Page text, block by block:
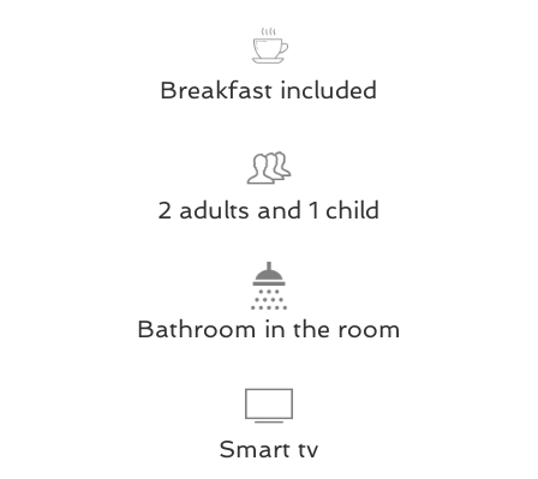
Breakfast included
2 adults and 1 child
Bathroom in the room
Smart tv